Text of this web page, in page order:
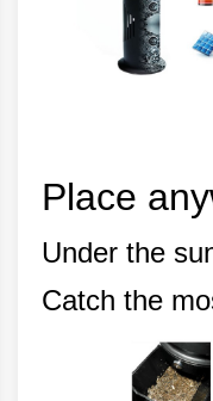
Place
Under the
Catch the